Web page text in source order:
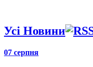
Усі Новини
07 серпня